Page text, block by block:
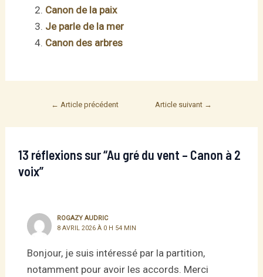
Canon de la paix
Je parle de la mer
Canon des arbres
Post
← Article précédent Article suivant →
13 réflexions sur “Au gré du vent – Canon à 2
voix”
ROGAZY AUDRIC
8 AVRIL 2026 À 0 H 54 MIN
Bonjour, je suis intéressé par la partition,
notamment pour avoir les accords. Merci